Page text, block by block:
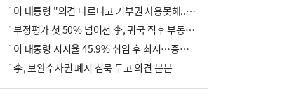
이 대통령 "의견 다르다고 거부권 사용못해.. 입법권 부정할 상황이라 보기 어려워"
부정평가 첫 50% 넘어선 李, 귀국 직후 부동산·증시 점검(종합)
이 대통령 지지율 45.9% 취임 후 최저…증시 폭락·연임 개헌 논란 영향
李, 보완수사권 폐지 침묵 두고 의견 분분